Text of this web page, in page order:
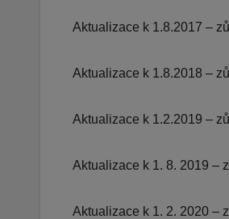
Aktualizace k 1.8.2017 –
Aktualizace k 1.8.2018 –
Aktualizace k 1.2.2019 –
Aktualizace k 1. 8. 2019 –
Aktualizace k 1. 2. 2020 –